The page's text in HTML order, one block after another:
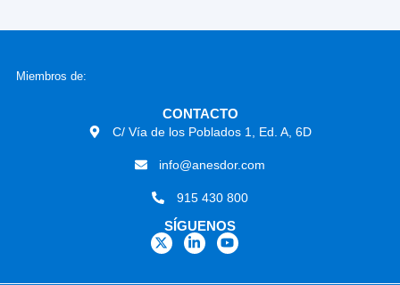
Miembros de:
CONTACTO
C/ Vía de los Poblados 1, Ed. A, 6D
info@anesdor.com
915 430 800
SÍGUENOS